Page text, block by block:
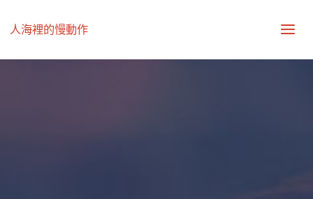
人海裡的慢動作